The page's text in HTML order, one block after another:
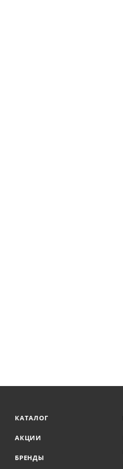
КАТАЛОГ
АКЦИИ
БРЕНДЫ